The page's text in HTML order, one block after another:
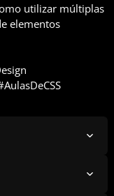
utilizar múltiplas
elementos